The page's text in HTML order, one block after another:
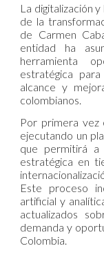
La digitalización
de la
de Carmen
entidad ha
herramienta
estratégica
alcance y
colombianos.
Por primera vez
ejecutando un
que permitirá a
estratégica en
Este proceso
artificial y
actualizados
demanda y
Colombia.